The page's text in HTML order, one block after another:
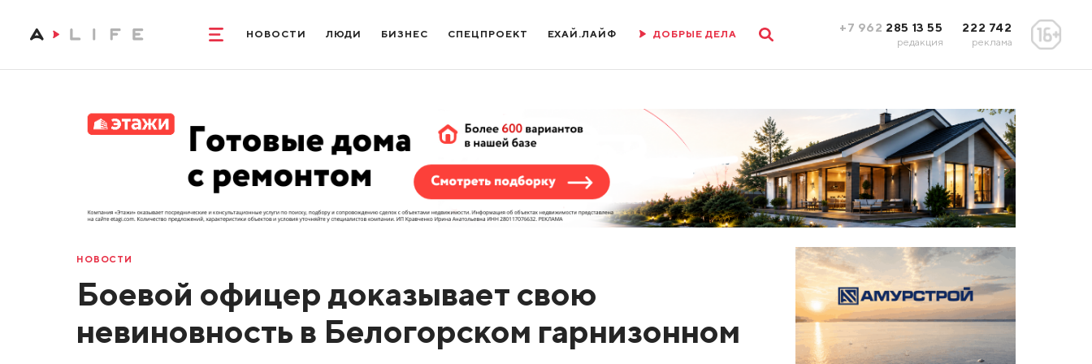
НОВОСТИ ЛЮДИ БИЗНЕС СПЕЦПРОЕКТ ЕХАЙ.ЛАЙФ ДОБРЫЕ ДЕЛА +7 962 285 13 55
редакция
222 742
реклама
НОВОСТИ
Боевой офицер доказывает свою
невиновность в Белогорском гарнизонном